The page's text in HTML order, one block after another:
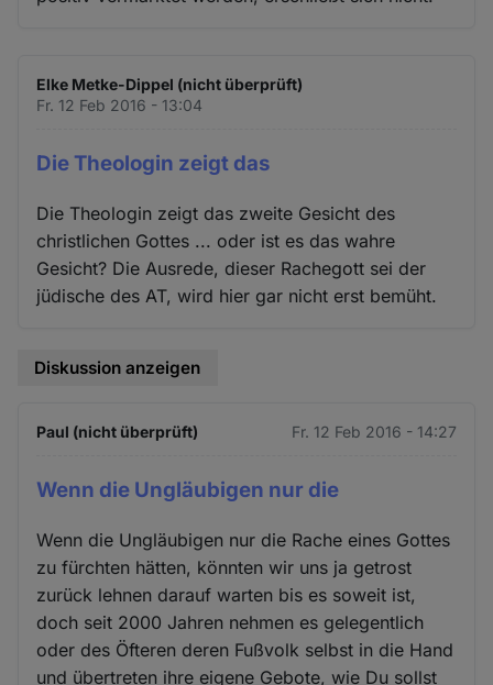
Elke Metke-Dippel (nicht überprüft)
Fr. 12 Feb 2016 - 13:04
Die Theologin zeigt das
Die Theologin zeigt das zweite Gesicht des
christlichen Gottes ... oder ist es das wahre
Gesicht? Die Ausrede, dieser Rachegott sei der
jüdische des AT, wird hier gar nicht erst bemüht.
Diskussion anzeigen
Paul (nicht überprüft) Fr. 12 Feb 2016 - 14:27
Wenn die Ungläubigen nur die
Wenn die Ungläubigen nur die Rache eines Gottes
zu fürchten hätten, könnten wir uns ja getrost
zurück lehnen darauf warten bis es soweit ist,
doch seit 2000 Jahren nehmen es gelegentlich
oder des Öfteren deren Fußvolk selbst in die Hand
und übertreten ihre eigene Gebote, wie Du sollst